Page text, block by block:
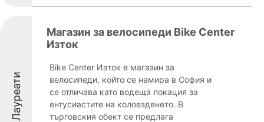
Лауреати
Магазин за велосипеди Bike Center
Изток
Bike Center Изток е магазин за
велосипеди, който се намира в София и
се отличава като водеща локация за
ентусиастите на колоезденето. В
търговския обект се предлага